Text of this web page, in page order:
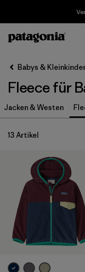
Filter by
Größe
0-3m (2)
3-6m (13)
(13)
12-18m (12)
12-24m
3 Jahre (12)
Alle anzeigen (3)
Babys &
Fleece für
Jacken & Westen
13 Artikel